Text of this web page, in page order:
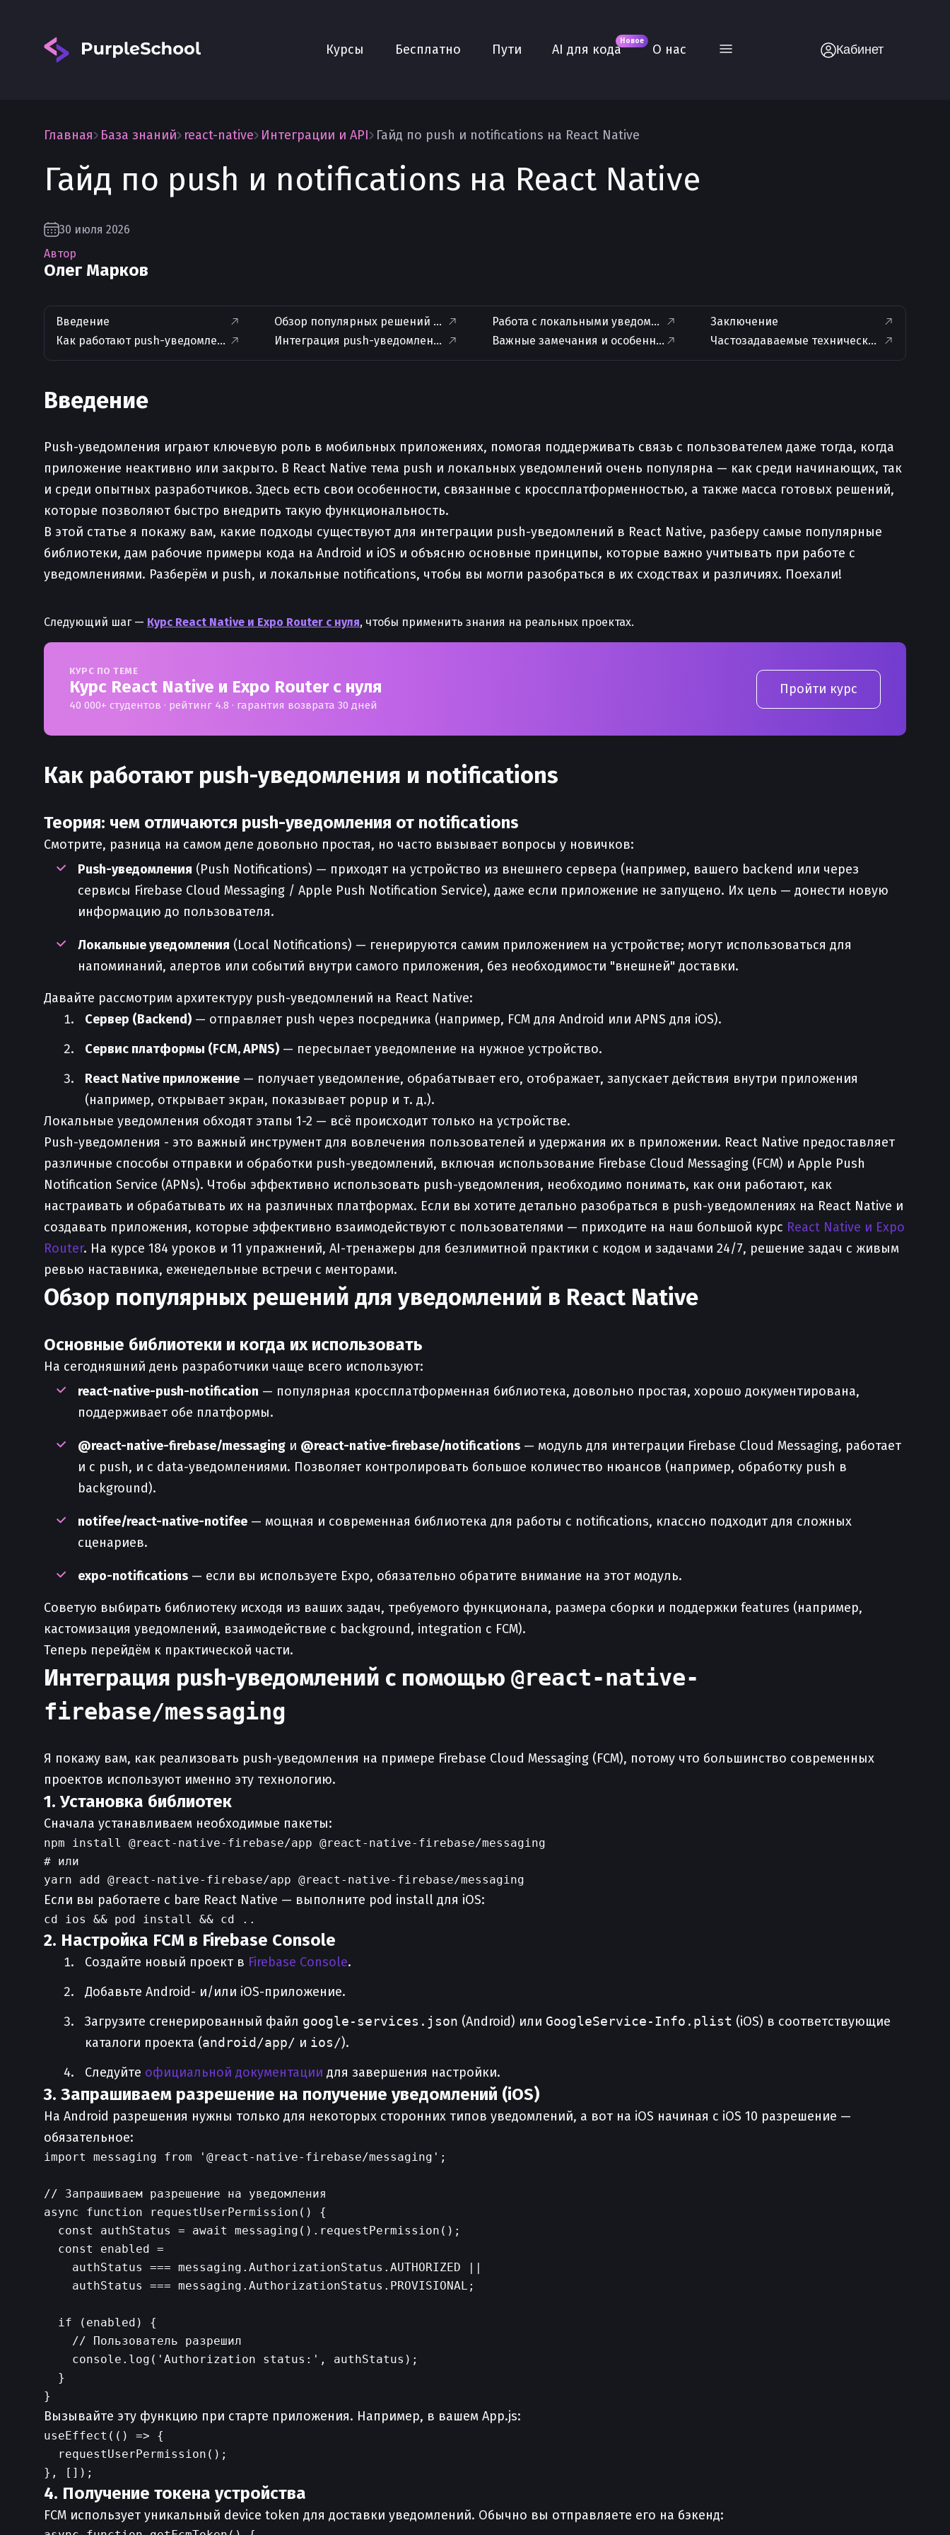
Курсы Бесплатно Пути AI для кода
Новое
О нас Кабинет
О нас
AI Собеседование
Проекты
Главная База знаний react-native Интеграции и API Гайд по push и notifications на React Native
Гайд по push и notifications на React Native
30 июля 2026
Автор
Олег Марков
Введение
Как работают push-уведомления и notifications
Обзор популярных решений для уведомлений в React Native
Интеграция push-уведомлений с помощью `@react-native-firebase/messaging`
Работа с локальными уведомлениями
Важные замечания и особенности
Заключение
Частозадаваемые технические вопросы
Введение
Push-уведомления играют ключевую роль в мобильных приложениях, помогая поддерживать связь с пользователем даже тогда, когда
приложение неактивно или закрыто. В React Native тема push и локальных уведомлений очень популярна — как среди начинающих, так
и среди опытных разработчиков. Здесь есть свои особенности, связанные с кроссплатформенностью, а также масса готовых решений,
которые позволяют быстро внедрить такую функциональность.
В этой статье я покажу вам, какие подходы существуют для интеграции push-уведомлений в React Native, разберу самые популярные
библиотеки, дам рабочие примеры кода на Android и iOS и объясню основные принципы, которые важно учитывать при работе с
уведомлениями. Разберём и push, и локальные notifications, чтобы вы могли разобраться в их сходствах и различиях. Поехали!
Следующий шаг — Курс React Native и Expo Router с нуля, чтобы применить знания на реальных проектах.
КУРС ПО ТЕМЕ
Курс React Native и Expo Router с нуля
40 000+ студентов · рейтинг 4.8 · гарантия возврата 30 дней
Пройти курс
Как работают push-уведомления и notifications
Теория: чем отличаются push-уведомления от notifications
Смотрите, разница на самом деле довольно простая, но часто вызывает вопросы у новичков:
Push-уведомления (Push Notifications) — приходят на устройство из внешнего сервера (например, вашего backend или через
сервисы Firebase Cloud Messaging / Apple Push Notification Service), даже если приложение не запущено. Их цель — донести новую
информацию до пользователя.
Локальные уведомления (Local Notifications) — генерируются самим приложением на устройстве; могут использоваться для
напоминаний, алертов или событий внутри самого приложения, без необходимости "внешней" доставки.
Давайте рассмотрим архитектуру push-уведомлений на React Native:
Сервер (Backend) — отправляет push через посредника (например, FCM для Android или APNS для iOS).
Сервис платформы (FCM, APNS) — пересылает уведомление на нужное устройство.
React Native приложение — получает уведомление, обрабатывает его, отображает, запускает действия внутри приложения
(например, открывает экран, показывает popup и т. д.).
Локальные уведомления обходят этапы 1-2 — всё происходит только на устройстве.
Push-уведомления - это важный инструмент для вовлечения пользователей и удержания их в приложении. React Native предоставляет
различные способы отправки и обработки push-уведомлений, включая использование Firebase Cloud Messaging (FCM) и Apple Push
Notification Service (APNs). Чтобы эффективно использовать push-уведомления, необходимо понимать, как они работают, как
настраивать и обрабатывать их на различных платформах. Если вы хотите детально разобраться в push-уведомлениях на React Native и
создавать приложения, которые эффективно взаимодействуют с пользователями — приходите на наш большой курс React Native и Expo
Router. На курсе 184 уроков и 11 упражнений, AI-тренажеры для безлимитной практики с кодом и задачами 24/7, решение задач с живым
ревью наставника, еженедельные встречи с менторами.
Обзор популярных решений для уведомлений в React Native
Основные библиотеки и когда их использовать
На сегодняшний день разработчики чаще всего используют:
react-native-push-notification — популярная кроссплатформенная библиотека, довольно простая, хорошо документирована,
поддерживает обе платформы.
@react-native-firebase/messaging и @react-native-firebase/notifications — модуль для интеграции Firebase Cloud Messaging, работает
и с push, и с data-уведомлениями. Позволяет контролировать большое количество нюансов (например, обработку push в
background).
notifee/react-native-notifee — мощная и современная библиотека для работы с notifications, классно подходит для сложных
сценариев.
expo-notifications — если вы используете Expo, обязательно обратите внимание на этот модуль.
Советую выбирать библиотеку исходя из ваших задач, требуемого функционала, размера сборки и поддержки features (например,
кастомизация уведомлений, взаимодействие с background, integration с FCM).
Теперь перейдём к практической части.
Интеграция push-уведомлений с помощью @react-native-
firebase/messaging
Я покажу вам, как реализовать push-уведомления на примере Firebase Cloud Messaging (FCM), потому что большинство современных
проектов используют именно эту технологию.
1. Установка библиотек
Сначала устанавливаем необходимые пакеты:
npm install @react-native-firebase/app @react-native-firebase/messaging
# или
Если вы работаете с bare React Native — выполните pod install для iOS:
2. Настройка FCM в Firebase Console
Создайте новый проект в Firebase Console.
Добавьте Android- и/или iOS-приложение.
Загрузите сгенерированный файл google-services.json (Android) или GoogleService-Info.plist (iOS) в соответствующие
каталоги проекта (android/app/ и ios/).
Следуйте официальной документации для завершения настройки.
3. Запрашиваем разрешение на получение уведомлений (iOS)
На Android разрешения нужны только для некоторых сторонних типов уведомлений, а вот на iOS начиная с iOS 10 разрешение —
обязательное:
import messaging from '@react-native-firebase/messaging';
// Запрашиваем разрешение на уведомления
async function requestUserPermission() {
  const authStatus = await messaging().requestPermission();
  const enabled =
    authStatus === messaging.AuthorizationStatus.AUTHORIZED ||
    authStatus === messaging.AuthorizationStatus.PROVISIONAL;
  if (enabled) {
    // Пользователь разрешил
    console.log('Authorization status:', authStatus);
  }
Вызывайте эту функцию при старте приложения. Например, в вашем App.js:
useEffect(() => {
  requestUserPermission();
4. Получение токена устройства
FCM использует уникальный device token для доставки уведомлений. Обычно вы отправляете его на бэкенд: